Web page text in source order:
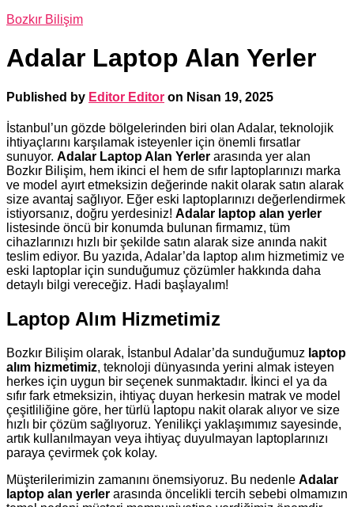
Bozkır Bilişim
Adalar Laptop Alan Yerler
Published by Editor Editor on Nisan 19, 2025
İstanbul’un gözde bölgelerinden biri olan Adalar, teknolojik
ihtiyaçlarını karşılamak isteyenler için önemli fırsatlar
sunuyor. Adalar Laptop Alan Yerler arasında yer alan
Bozkır Bilişim, hem ikinci el hem de sıfır laptoplarınızı marka
ve model ayırt etmeksizin değerinde nakit olarak satın alarak
size avantaj sağlıyor. Eğer eski laptoplarınızı değerlendirmek
istiyorsanız, doğru yerdesiniz! Adalar laptop alan yerler
listesinde öncü bir konumda bulunan firmamız, tüm
cihazlarınızı hızlı bir şekilde satın alarak size anında nakit
teslim ediyor. Bu yazıda, Adalar’da laptop alım hizmetimiz ve
eski laptoplar için sunduğumuz çözümler hakkında daha
detaylı bilgi vereceğiz. Hadi başlayalım!
Laptop Alım Hizmetimiz
Bozkır Bilişim olarak, İstanbul Adalar’da sunduğumuz laptop
alım hizmetimiz, teknoloji dünyasında yerini almak isteyen
herkes için uygun bir seçenek sunmaktadır. İkinci el ya da
sıfır fark etmeksizin, ihtiyaç duyan herkesin matrak ve model
çeşitliliğine göre, her türlü laptopu nakit olarak alıyor ve size
hızlı bir çözüm sağlıyoruz. Yenilikçi yaklaşımımız sayesinde,
artık kullanılmayan veya ihtiyaç duyulmayan laptoplarınızı
paraya çevirmek çok kolay.
Müşterilerimizin zamanını önemsiyoruz. Bu nedenle Adalar
laptop alan yerler arasında öncelikli tercih sebebi olmamızın